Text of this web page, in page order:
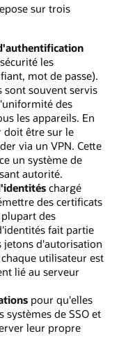
sur trois
les
mot de passe).
sont souvent servis
des
les appareils. En
doit être sur le
via un VPN. Cette
un système de
autorité.
chargé
des certificats
des
fait partie
jetons d'autorisation
utilisateur est
lié au serveur
pour qu'elles
de SSO et
leur propre